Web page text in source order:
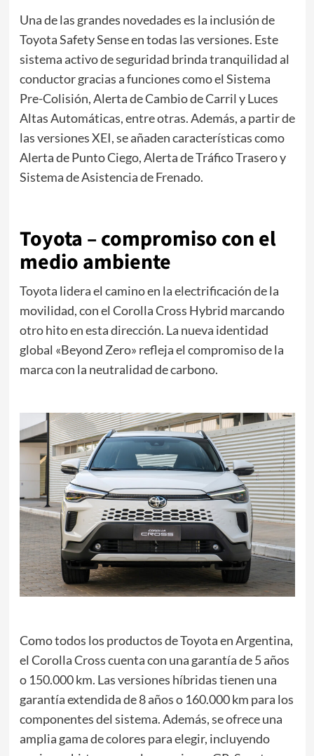
Una de las grandes novedades es la inclusión de
Toyota Safety Sense en todas las versiones. Este
sistema activo de seguridad brinda tranquilidad al
conductor gracias a funciones como el Sistema
Pre-Colisión, Alerta de Cambio de Carril y Luces
Altas Automáticas, entre otras. Además, a partir de
las versiones XEI, se añaden características como
Alerta de Punto Ciego, Alerta de Tráfico Trasero y
Sistema de Asistencia de Frenado.
Toyota – compromiso con el
medio ambiente
Toyota lidera el camino en la electrificación de la
movilidad, con el Corolla Cross Hybrid marcando
otro hito en esta dirección. La nueva identidad
global «Beyond Zero» refleja el compromiso de la
marca con la neutralidad de carbono.
Como todos los productos de Toyota en Argentina,
el Corolla Cross cuenta con una garantía de 5 años
o 150.000 km. Las versiones híbridas tienen una
garantía extendida de 8 años o 160.000 km para los
componentes del sistema. Además, se ofrece una
amplia gama de colores para elegir, incluyendo